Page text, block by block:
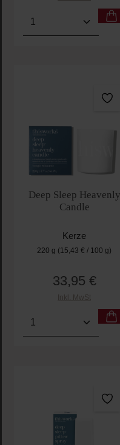
Produkt Anzahl:
Deep Sleep Heavenly
Candle
Kerze
220 g (15,43 € / 100 g)
Regulärer
33,95 €
Inkl. MwSt
Produkt Anzahl: